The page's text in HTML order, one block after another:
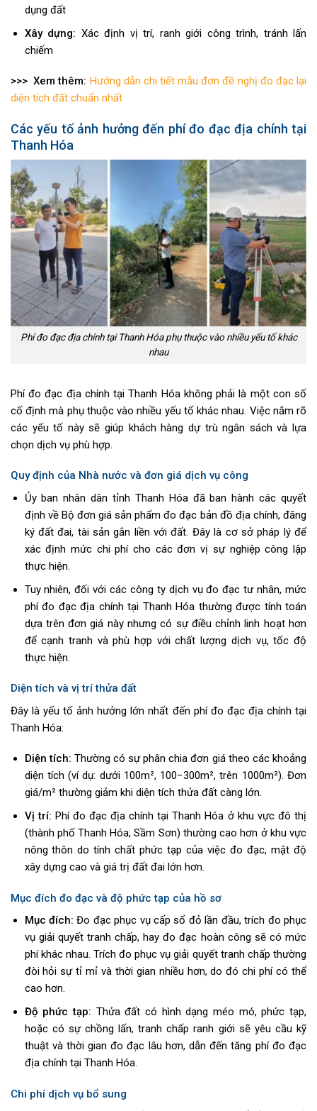
dụng đất
Xây dựng: Xác định vị trí, ranh giới công trình, tránh lấn
chiếm
>>> Xem thêm: Hướng dẫn chi tiết mẫu đơn đề nghị đo đạc lại
diện tích đất chuẩn nhất
Các yếu tố ảnh hưởng đến phí đo đạc địa chính tại
Thanh Hóa
Phí đo đạc địa chính tại Thanh Hóa phụ thuộc vào nhiều yếu tố khác
nhau
Phí đo đạc địa chính tại Thanh Hóa không phải là một con số
cố định mà phụ thuộc vào nhiều yếu tố khác nhau. Việc nắm rõ
các yếu tố này sẽ giúp khách hàng dự trù ngân sách và lựa
chọn dịch vụ phù hợp.
Quy định của Nhà nước và đơn giá dịch vụ công
Ủy ban nhân dân tỉnh Thanh Hóa đã ban hành các quyết
định về Bộ đơn giá sản phẩm đo đạc bản đồ địa chính, đăng
ký đất đai, tài sản gắn liền với đất. Đây là cơ sở pháp lý để
xác định mức chi phí cho các đơn vị sự nghiệp công lập
thực hiện.
Tuy nhiên, đối với các công ty dịch vụ đo đạc tư nhân, mức
phí đo đạc địa chính tại Thanh Hóa thường được tính toán
dựa trên đơn giá này nhưng có sự điều chỉnh linh hoạt hơn
để cạnh tranh và phù hợp với chất lượng dịch vụ, tốc độ
thực hiện.
Diện tích và vị trí thửa đất
Đây là yếu tố ảnh hưởng lớn nhất đến phí đo đạc địa chính tại
Thanh Hóa:
Diện tích: Thường có sự phân chia đơn giá theo các khoảng
diện tích (ví dụ: dưới 100m², 100−300m², trên 1000m²). Đơn
giá/m² thường giảm khi diện tích thửa đất càng lớn.
Vị trí: Phí đo đạc địa chính tại Thanh Hóa ở khu vực đô thị
(thành phố Thanh Hóa, Sầm Sơn) thường cao hơn ở khu vực
nông thôn do tính chất phức tạp của việc đo đạc, mật độ
xây dựng cao và giá trị đất đai lớn hơn.
Mục đích đo đạc và độ phức tạp của hồ sơ
Mục đích: Đo đạc phục vụ cấp sổ đỏ lần đầu, trích đo phục
vụ giải quyết tranh chấp, hay đo đạc hoàn công sẽ có mức
phí khác nhau. Trích đo phục vụ giải quyết tranh chấp thường
đòi hỏi sự tỉ mỉ và thời gian nhiều hơn, do đó chi phí có thể
cao hơn.
Độ phức tạp: Thửa đất có hình dạng méo mó, phức tạp,
hoặc có sự chồng lấn, tranh chấp ranh giới sẽ yêu cầu kỹ
thuật và thời gian đo đạc lâu hơn, dẫn đến tăng phí đo đạc
địa chính tại Thanh Hóa.
Chi phí dịch vụ bổ sung